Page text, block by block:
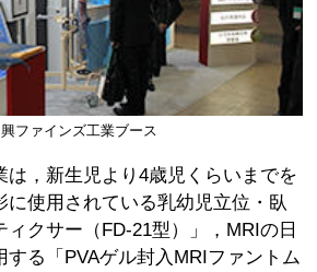
興ファインズ工業ブース
は，新生児より4歳児くらいまでを
に使用されている乳幼児立位・臥
クサー（FD-21型）」，MRIの日
する「PVAゲル封入MRIファントム